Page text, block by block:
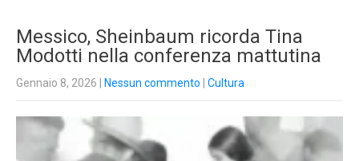
Messico, Sheinbaum ricorda Tina
Modotti nella conferenza mattutina
Gennaio 8, 2026 Nessun commento Cultura